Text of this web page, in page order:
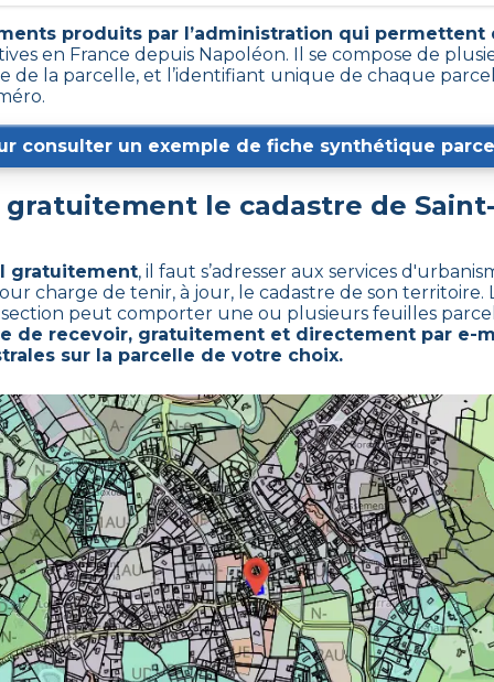
produits par l’administration qui permettent
en France depuis Napoléon. Il se compose de
la parcelle, et l’identifiant unique de chaque
consulter un exemple de fiche synthétique
le cadastre de
gratuitement, il faut s’adresser aux services
charge de tenir, à jour, le cadastre de son territoire.
peut comporter une ou plusieurs feuilles
de recevoir, gratuitement et directement par e-
sur la parcelle de votre choix.